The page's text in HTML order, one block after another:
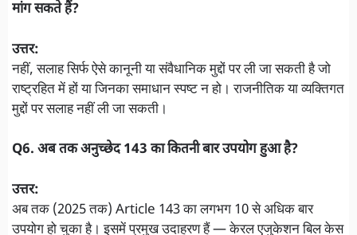
मांग सकते हैं?
उत्तर:
नहीं, सलाह सिर्फ ऐसे कानूनी या संवैधानिक मुद्दों पर ली जा सकती है जो
राष्ट्रहित में हों या जिनका समाधान स्पष्ट न हो। राजनीतिक या व्यक्तिगत
मुद्दों पर सलाह नहीं ली जा सकती।
Q6. अब तक अनुच्छेद 143 का कितनी बार उपयोग हुआ है?
उत्तर:
अब तक (2025 तक) Article 143 का लगभग 10 से अधिक बार
उपयोग हो चुका है। इसमें प्रमुख उदाहरण हैं — केरल एजुकेशन बिल केस